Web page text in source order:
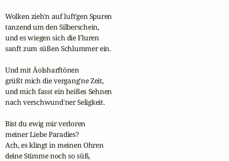
Wolken zieh'n auf luft'gen Spuren
tanzend um den Silberschein,
und es wiegen sich die Fluren
sanft zum süßen Schlummer ein.
Und mit Äolsharftönen
grüßt mich die vergang'ne Zeit,
und mich fasst ein heißes Sehnen
nach verschwund'ner Seligkeit.
Bist du ewig mir verloren
meiner Liebe Paradies?
Ach, es klingt in meinen Ohren
deine Stimme noch so süß,